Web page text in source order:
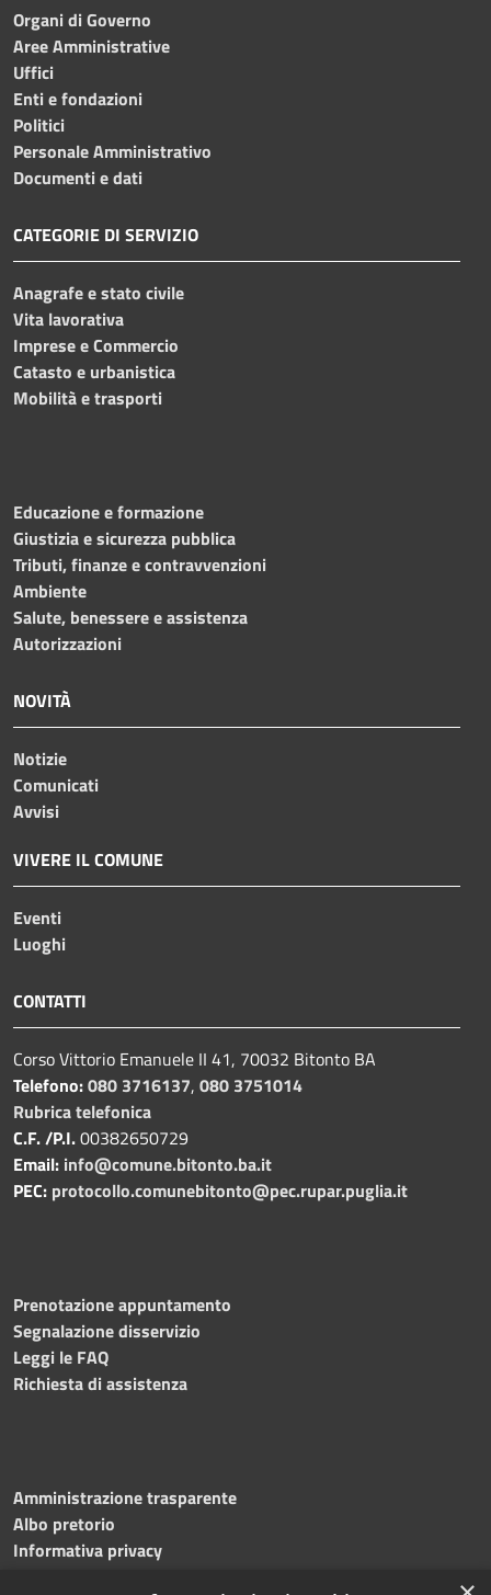
Organi di Governo
Aree Amministrative
Uffici
Enti e fondazioni
Politici
Personale Amministrativo
Documenti e dati
CATEGORIE DI SERVIZIO
Anagrafe e stato civile
Vita lavorativa
Imprese e Commercio
Catasto e urbanistica
Mobilità e trasporti
Educazione e formazione
Giustizia e sicurezza pubblica
Tributi, finanze e contravvenzioni
Ambiente
Salute, benessere e assistenza
Autorizzazioni
NOVITÀ
Notizie
Comunicati
Avvisi
VIVERE IL COMUNE
Eventi
Luoghi
CONTATTI
Corso Vittorio Emanuele II 41, 70032 Bitonto BA
Telefono:080 3716137, 080 3751014
Rubrica telefonica
C.F. /P.I.00382650729
Email: info@comune.bitonto.ba.it
PEC: protocollo.comunebitonto@pec.rupar.puglia.it
Prenotazione appuntamento
Segnalazione disservizio
Leggi le FAQ
Richiesta di assistenza
Amministrazione trasparente
Albo pretorio
Informativa privacy